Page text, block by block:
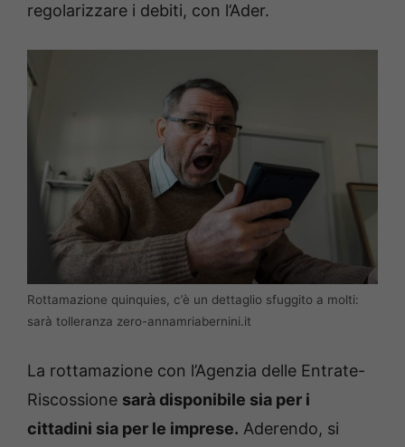
regolarizzare i debiti, con l’Ader.
Rottamazione quinquies, c’è un dettaglio sfuggito a molti:
sarà tolleranza zero-annamriabernini.it
La rottamazione con l’Agenzia delle Entrate-
Riscossione sarà disponibile sia per i
cittadini sia per le imprese. Aderendo, si